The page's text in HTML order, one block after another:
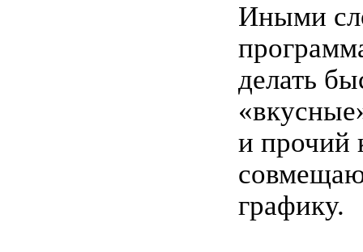
Иными
делать
и прочий
графику.